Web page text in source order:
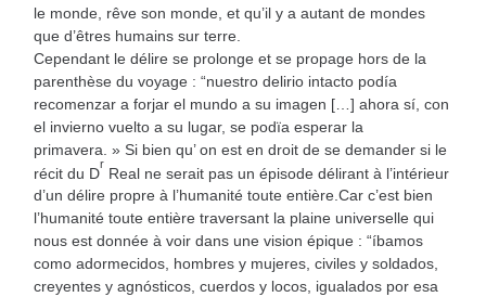
le monde, rêve son monde, et qu’il y a autant de mondes
que d’êtres humains sur terre.
Cependant le délire se prolonge et se propage hors de la
parenthèse du voyage : “nuestro delirio intacto podía
recomenzar a forjar el mundo a su imagen […] ahora sí, con
el invierno vuelto a su lugar, se podïa esperar la
primavera. » Si bien qu’ on est en droit de se demander si le
récit du D
r
Real ne serait pas un épisode délirant à l’intérieur
d’un délire propre à l’humanité toute entière.Car c’est bien
l’humanité toute entière traversant la plaine universelle qui
nous est donnée à voir dans une vision épique : “íbamos
como adormecidos, hombres y mujeres, civiles y soldados,
creyentes y agnósticos, cuerdos y locos, igualados por esa